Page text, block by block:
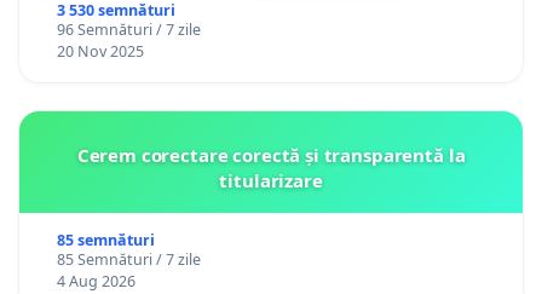
3 530 semnături
96 Semnături / 7 zile
20 Nov 2025
Cerem corectare corectă și transparentă la
titularizare
85 semnături
85 Semnături / 7 zile
4 Aug 2026